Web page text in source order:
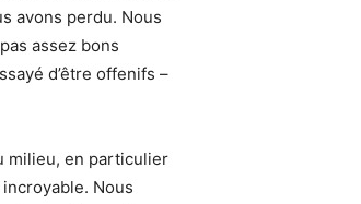
avons perdu. Nous
assez bons
d’être offenifs –
milieu, en particulier
Nous